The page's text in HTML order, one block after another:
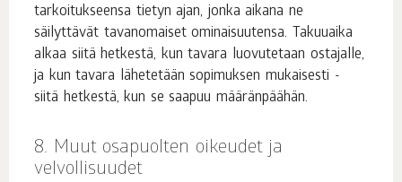
tarkoitukseensa tietyn ajan, jonka aikana ne
säilyttävät tavanomaiset ominaisuutensa. Takuuaika
alkaa siitä hetkestä, kun tavara luovutetaan ostajalle,
ja kun tavara lähetetään sopimuksen mukaisesti -
siitä hetkestä, kun se saapuu määränpäähän.
Muut osapuolten oikeudet ja
velvollisuudet